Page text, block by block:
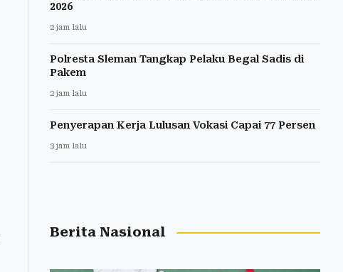
2026
2 jam lalu
Polresta Sleman Tangkap Pelaku Begal Sadis di
Pakem
2 jam lalu
Penyerapan Kerja Lulusan Vokasi Capai 77 Persen
3 jam lalu
Berita Nasional